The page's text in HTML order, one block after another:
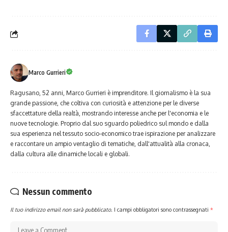
Marco Gurrieri
Ragusano, 52 anni, Marco Gurrieri è imprenditore. Il giornalismo è la sua
grande passione, che coltiva con curiosità e attenzione per le diverse
sfaccettature della realtà, mostrando interesse anche per l'economia e le
nuove tecnologie. Proprio dal suo sguardo poliedrico sul mondo e dalla
sua esperienza nel tessuto socio-economico trae ispirazione per analizzare
e raccontare un ampio ventaglio di tematiche, dall'attualità alla cronaca,
dalla cultura alle dinamiche locali e globali.
Nessun commento
Il tuo indirizzo email non sarà pubblicato. I campi obbligatori sono contrassegnati *